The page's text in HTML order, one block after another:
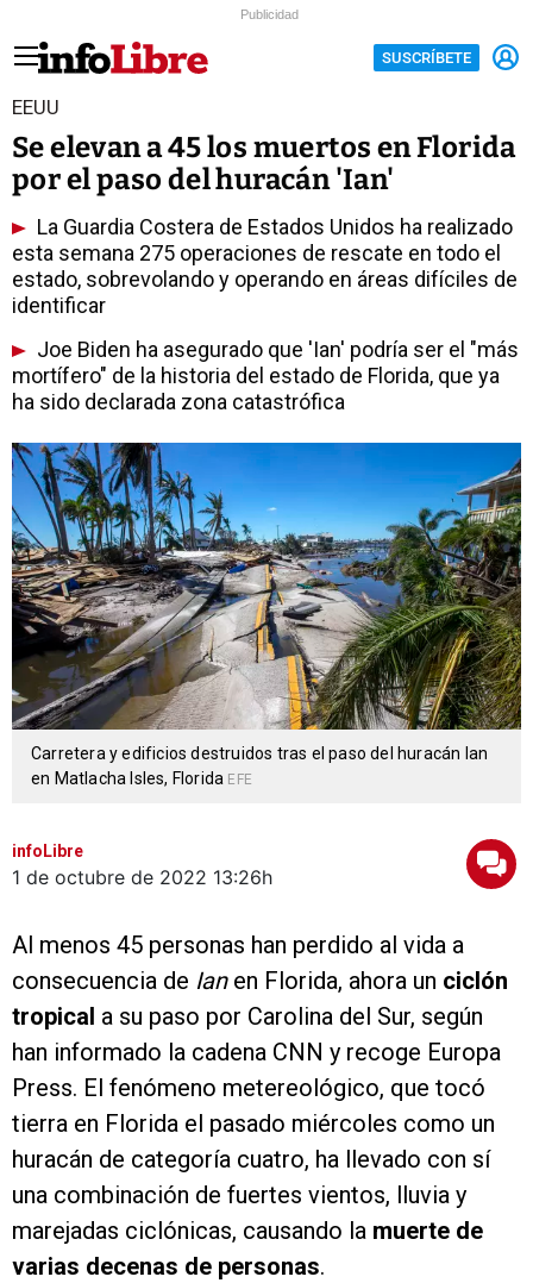
Publicidad
SUSCRÍBETE
EEUU
Se elevan a 45 los muertos en Florida
por el paso del huracán 'Ian'
La Guardia Costera de Estados Unidos ha realizado
esta semana 275 operaciones de rescate en todo el
estado, sobrevolando y operando en áreas difíciles de
identificar
Joe Biden ha asegurado que 'Ian' podría ser el "más
mortífero" de la historia del estado de Florida, que ya
ha sido declarada zona catastrófica
Carretera y edificios destruidos tras el paso del huracán Ian
en Matlacha Isles, Florida EFE
infoLibre
1 de octubre de 2022 13:26h
Al menos 45 personas han perdido al vida a
consecuencia de Ian en Florida, ahora un ciclón
tropical a su paso por Carolina del Sur, según
han informado la cadena CNN y recoge Europa
Press. El fenómeno metereológico, que tocó
tierra en Florida el pasado miércoles como un
huracán de categoría cuatro, ha llevado con sí
una combinación de fuertes vientos, lluvia y
marejadas ciclónicas, causando la muerte de
varias decenas de personas.